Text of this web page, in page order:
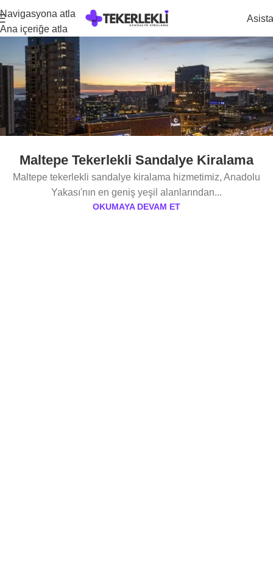
Navigasyona atla
Ana içeriğe atla
Maltepe Tekerlekli Sandalye Kiralama
Maltepe tekerlekli sandalye kiralama hizmetimiz, Anadolu
Yakası'nın en geniş yeşil alanlarından...
OKUMAYA DEVAM ET